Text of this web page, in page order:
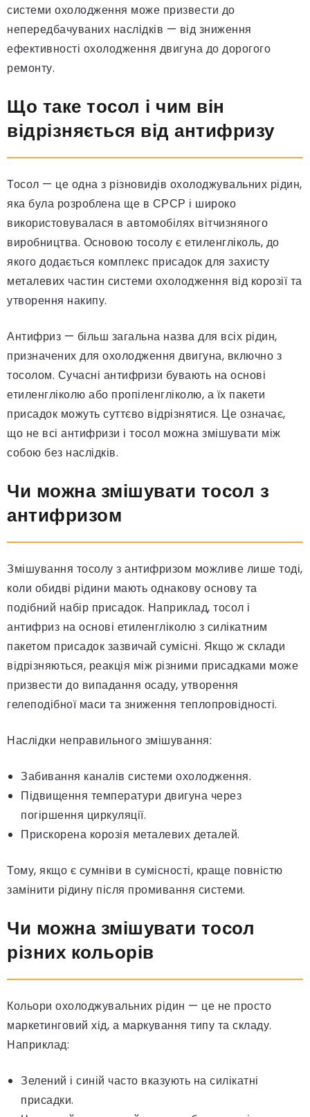
системи охолодження може призвести до
непередбачуваних наслідків — від зниження
ефективності охолодження двигуна до дорогого
ремонту.
Що таке тосол і чим він
відрізняється від антифризу
Тосол — це одна з різновидів охолоджувальних рідин,
яка була розроблена ще в СРСР і широко
використовувалася в автомобілях вітчизняного
виробництва. Основою тосолу є етиленгліколь, до
якого додається комплекс присадок для захисту
металевих частин системи охолодження від корозії та
утворення накипу.
Антифриз — більш загальна назва для всіх рідин,
призначених для охолодження двигуна, включно з
тосолом. Сучасні антифризи бувають на основі
етиленгліколю або пропіленгліколю, а їх пакети
присадок можуть суттєво відрізнятися. Це означає,
що не всі антифризи і тосол можна змішувати між
собою без наслідків.
Чи можна змішувати тосол з
антифризом
Змішування тосолу з антифризом можливе лише тоді,
коли обидві рідини мають однакову основу та
подібний набір присадок. Наприклад, тосол і
антифриз на основі етиленгліколю з силікатним
пакетом присадок зазвичай сумісні. Якщо ж склади
відрізняються, реакція між різними присадками може
призвести до випадання осаду, утворення
гелеподібної маси та зниження теплопровідності.
Наслідки неправильного змішування:
Забивання каналів системи охолодження.
Підвищення температури двигуна через
погіршення циркуляції.
Прискорена корозія металевих деталей.
Тому, якщо є сумніви в сумісності, краще повністю
замінити рідину після промивання системи.
Чи можна змішувати тосол
різних кольорів
Кольори охолоджувальних рідин — це не просто
маркетинговий хід, а маркування типу та складу.
Наприклад:
Зелений і синій часто вказують на силікатні
присадки.